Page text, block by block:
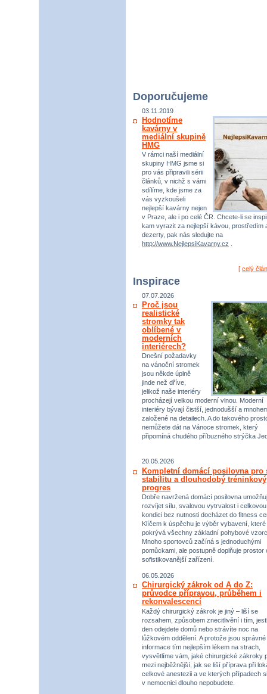
Doporučujeme
03.11.2019
Hodnotíme
kavárny v
mediální skupině
HMG
V rámci naší mediální
skupiny HMG jsme si
pro vás připravili sérii
článků, v nichž s vámi
sdílíme, kde jsme za
vás vyzkoušeli
nejlepší kavárny nejen
v Praze, ale i po celé ČR. Chcete-li se
kam vyrazit za nejlepší kávou, prostředím
dezerty, pak nás sledujte na
http://www.NejlepsiKavarny.cz
[ celý
Inspirace
07.07.2026
Proč jsou
realistické
stromky tak
oblíbené v
moderních
interiérech?
Dnešní požadavky
na vánoční stromek
jsou někde úplně
jinde než dříve,
jelikož naše interiéry
procházejí velkou moderní vlnou. Moderní
interiéry bývají čistší, jednodušší a
založené na detailech. A do takového
nemůžete dát na Vánoce stromek, který
připomíná chudého příbuzného strýčka
20.05.2026
Kompletní domácí posilovna pro
stabilitu a dlouhodobý tréninkový
progres
Dobře navržená domácí posilovna
rozvíjet sílu, svalovou vytrvalost i celkovou
kondici bez nutnosti docházet do fitness
Klíčem k úspěchu je výběr vybavení, které
pokrývá všechny základní pohybové
Mnoho sportovců začíná s jednoduchými
pomůckami, ale postupně doplňuje prostor
sofistikovanější zařízení.
06.05.2026
Chirurgický zákrok od A do Z:
průvodce přípravou, průběhem i
rekonvalescencí
Každý chirurgický zákrok je jiný – liší se
rozsahem, způsobem znecitlivění i tím,
den odejdete domů nebo strávíte noc na
lůžkovém oddělení. A protože jsou správné
informace tím nejlepším lékem na strach,
vysvětlíme vám, jaké chirurgické zákroky
mezi nejběžnější, jak se liší příprava při
celkové anestezii a ve kterých případech si
v nemocnici dlouho nepobudete.